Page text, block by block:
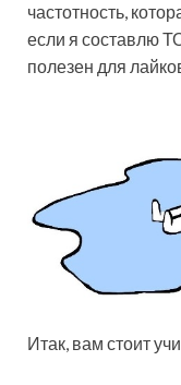
частотность,
если я составлю
полезен для
Итак, вам стоит